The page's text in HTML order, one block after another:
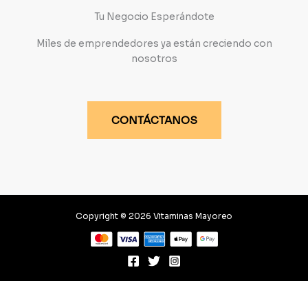
Tu Negocio Esperándote
Miles de emprendedores ya están creciendo con
nosotros
CONTÁCTANOS
Copyright © 2026 Vitaminas Mayoreo